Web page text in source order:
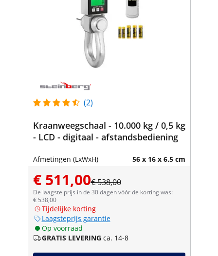
(2)
Kraanweegschaal - 10.000 kg / 0,5 kg
- LCD - digitaal - afstandsbediening
Afmetingen (LxWxH) 56 x 16 x 6.5 cm
€ 511,00€ 538,00
De laagste prijs in de 30 dagen vóór de korting was:
€ 538,00
Tijdelijke korting
Laagsteprijs garantie
Op voorraad
GRATIS LEVERING ca. 14-8